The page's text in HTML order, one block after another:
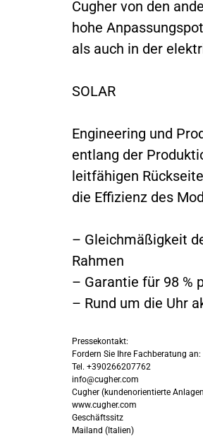
Cugher von den
hohe
als auch in der
SOLAR
Engineering und
entlang der
leitfähigen
die Effizienz des
– Gleichmäßigkeit
Rahmen
– Garantie für 98 %
– Rund um die Uhr
Pressekontakt:
Fordern Sie Ihre Fachberatung an:
Tel. +390266207762
info@cugher.com
Cugher (kundenorientierte
www.cugher.com
Geschäftssitz
Mailand (Italien)